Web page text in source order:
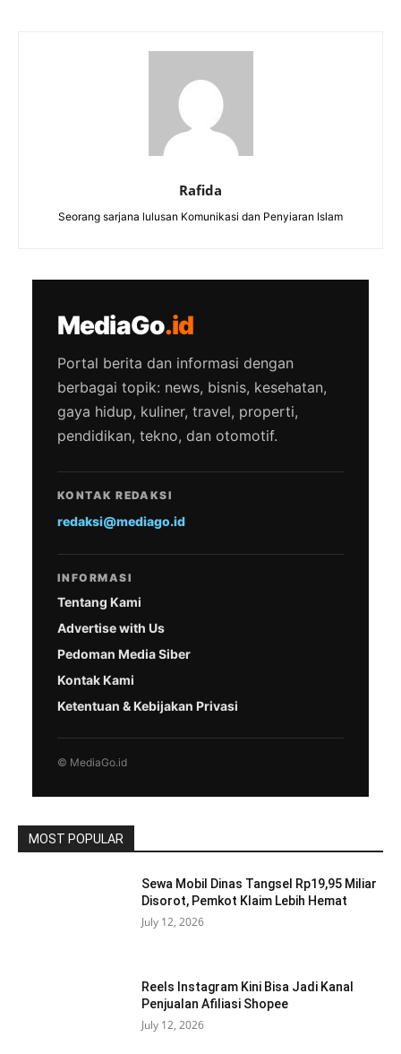
Rafida
Seorang sarjana lulusan Komunikasi dan Penyiaran Islam
MediaGo.id
Portal berita dan informasi dengan
berbagai topik: news, bisnis, kesehatan,
gaya hidup, kuliner, travel, properti,
pendidikan, tekno, dan otomotif.
KONTAK REDAKSI
redaksi@mediago.id
INFORMASI
Tentang Kami
Advertise with Us
Pedoman Media Siber
Kontak Kami
Ketentuan & Kebijakan Privasi
© MediaGo.id
MOST POPULAR
Sewa Mobil Dinas Tangsel Rp19,95 Miliar
Disorot, Pemkot Klaim Lebih Hemat
July 12, 2026
Reels Instagram Kini Bisa Jadi Kanal
Penjualan Afiliasi Shopee
July 12, 2026